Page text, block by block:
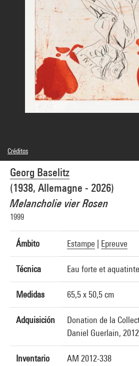
Georg Baselitz
(1938, Allemagne - 2026)
Melancholie vier Rosen
1999
Ámbito Estampe Epreuve
Técnica Eau forte et
Medidas 65,5 x 50,5 cm
Adquisición
Donation de la
Daniel Guerlain, 2012
Inventario AM 2012-338
Créditos
© Georg Baselitz
Créditos fotográficos : André Morin/Dist.
Referencia de la imagen : 4L02152
Difusión de la imagen :GrandPalaisRmnPhoto